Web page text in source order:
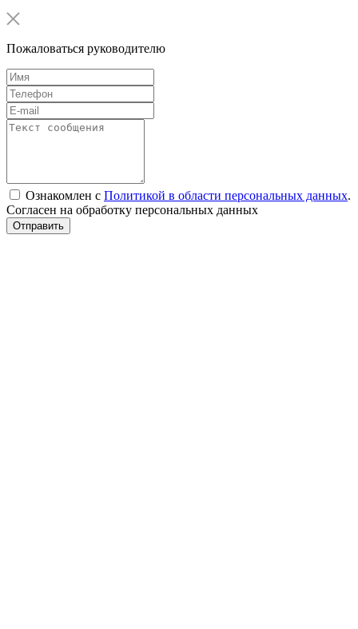
Пожаловаться руководителю
Ознакомлен с Политикой в области персональных данных.
Согласен на обработку персональных данных
Отправить